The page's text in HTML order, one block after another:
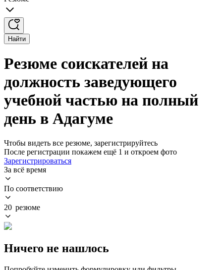
Найти
Резюме соискателей на
должность заведующего
учебной частью на полный
день в Адагуме
Чтобы видеть все резюме, зарегистрируйтесь
После регистрации покажем ещё 1 и откроем фото
Зарегистрироваться
За всё время
По соответствию
20 резюме
Ничего не нашлось